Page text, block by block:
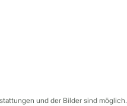
und der Bilder sind möglich.